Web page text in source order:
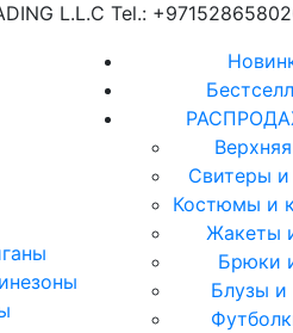
L.L.C Tel.:
Свитеры и
Костюмы и
Жакеты
Брюки
Блузы и